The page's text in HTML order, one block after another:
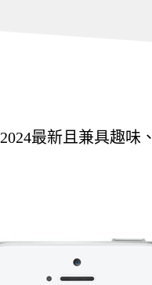
2024最新且兼具趣味